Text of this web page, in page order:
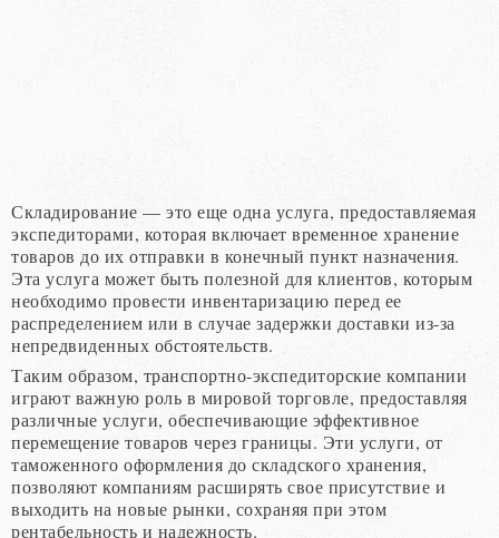
Складирование — это еще одна услуга, предоставляемая
экспедиторами, которая включает временное хранение
товаров до их отправки в конечный пункт назначения.
Эта услуга может быть полезной для клиентов, которым
необходимо провести инвентаризацию перед ее
распределением или в случае задержки доставки из-за
непредвиденных обстоятельств.
Таким образом, транспортно-экспедиторские компании
играют важную роль в мировой торговле, предоставляя
различные услуги, обеспечивающие эффективное
перемещение товаров через границы. Эти услуги, от
таможенного оформления до складского хранения,
позволяют компаниям расширять свое присутствие и
выходить на новые рынки, сохраняя при этом
рентабельность и надежность.